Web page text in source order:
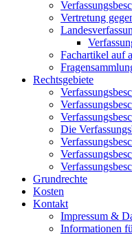
Vertretung
Fachartikel auf
Rechtsgebiete
Die
Grundrechte
Kosten
Kontakt
Impressum &
Informationen